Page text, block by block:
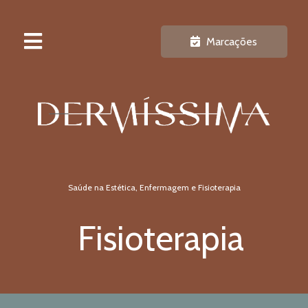
Marcações
Saúde na Estética, Enfermagem e Fisioterapia
Fisioterapia